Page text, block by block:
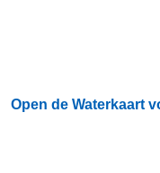
Open de Waterkaart